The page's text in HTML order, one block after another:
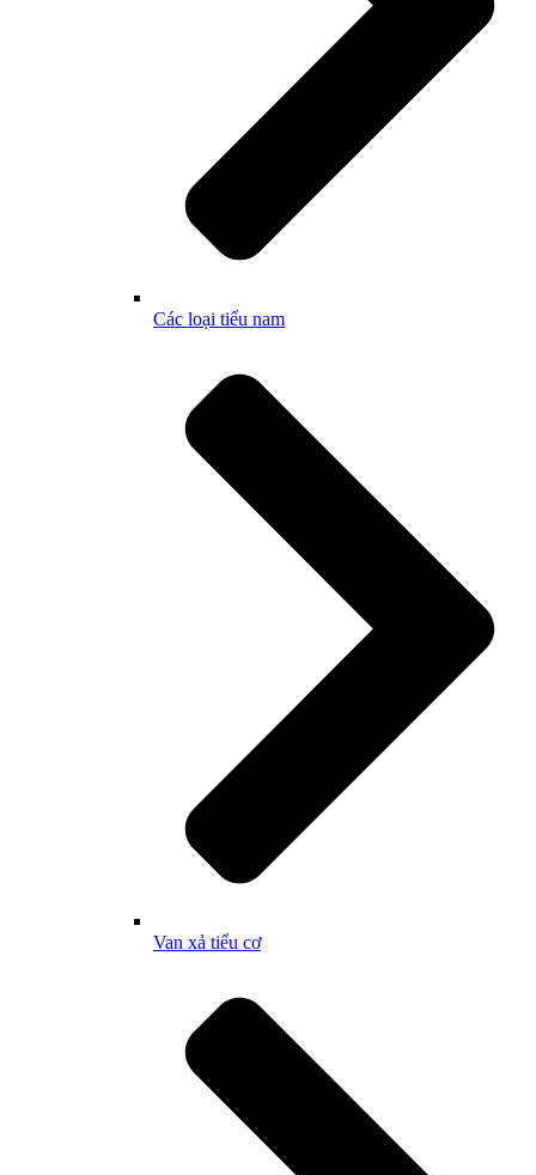
Các loại tiểu nam
Van xả tiểu cơ